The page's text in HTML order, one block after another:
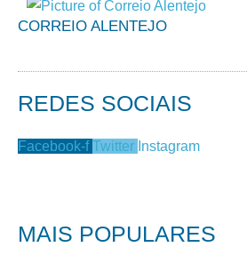
CORREIO ALENTEJO
REDES SOCIAIS
Facebook-f Twitter Instagram
MAIS POPULARES